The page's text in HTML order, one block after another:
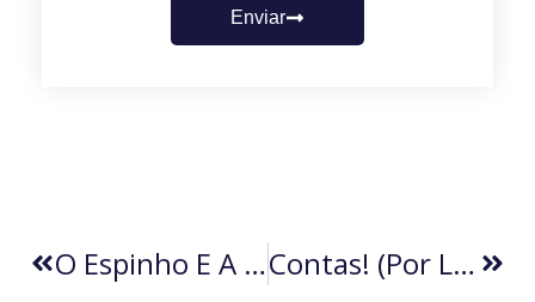
Enviar
O Espinho E A Flor (por Roberto Carvalho) Contas! (por Luis Giffoni)